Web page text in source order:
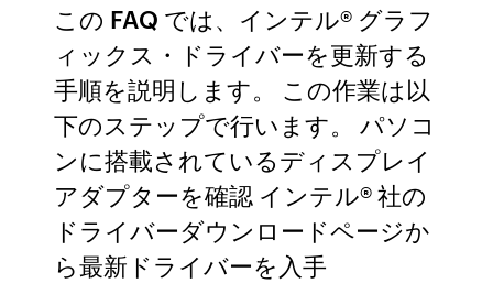
この FAQ では、インテル® グラフ
ィックス・ドライバーを更新する
手順を説明します。 この作業は以
下のステップで行います。 パソコ
ンに搭載されているディスプレイ
アダプターを確認 インテル® 社の
ドライバーダウンロードページか
ら最新ドライバーを入手